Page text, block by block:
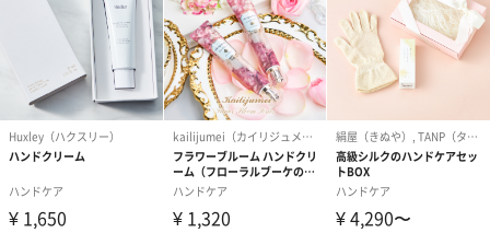
コットン巾着 【誕生
日】（グレー）M（550
円）
コットン巾着 【誕生
日】（スモーキーピン
ク）M（550円）
コットン巾着
とう】 M（
生花
生花のブーケを同梱します。